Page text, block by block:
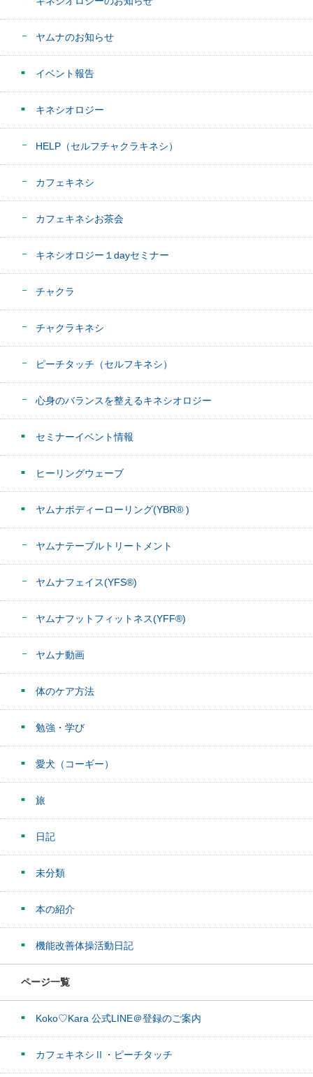
ヤムナのお知らせ
イベント報告
キネシオロジー
HELP（セルフチャクラキネシ）
カフェキネシ
カフェキネシお茶会
キネシオロジー１dayセミナー
チャクラ
チャクラキネシ
ピーチタッチ（セルフキネシ）
心身のバランスを整えるキネシオロジー
セミナーイベント情報
ヒーリングウェーブ
ヤムナボディーローリング(YBR® )
ヤムナテーブルトリートメント
ヤムナフェイス(YFS®)
ヤムナフットフィットネス(YFF®)
ヤムナ動画
体のケア方法
勉強・学び
愛犬（コーギー）
旅
日記
未分類
本の紹介
機能改善体操活動日記
ページ一覧
Koko♡Kara 公式LINE＠登録のご案内
カフェキネシⅡ・ピーチタッチ